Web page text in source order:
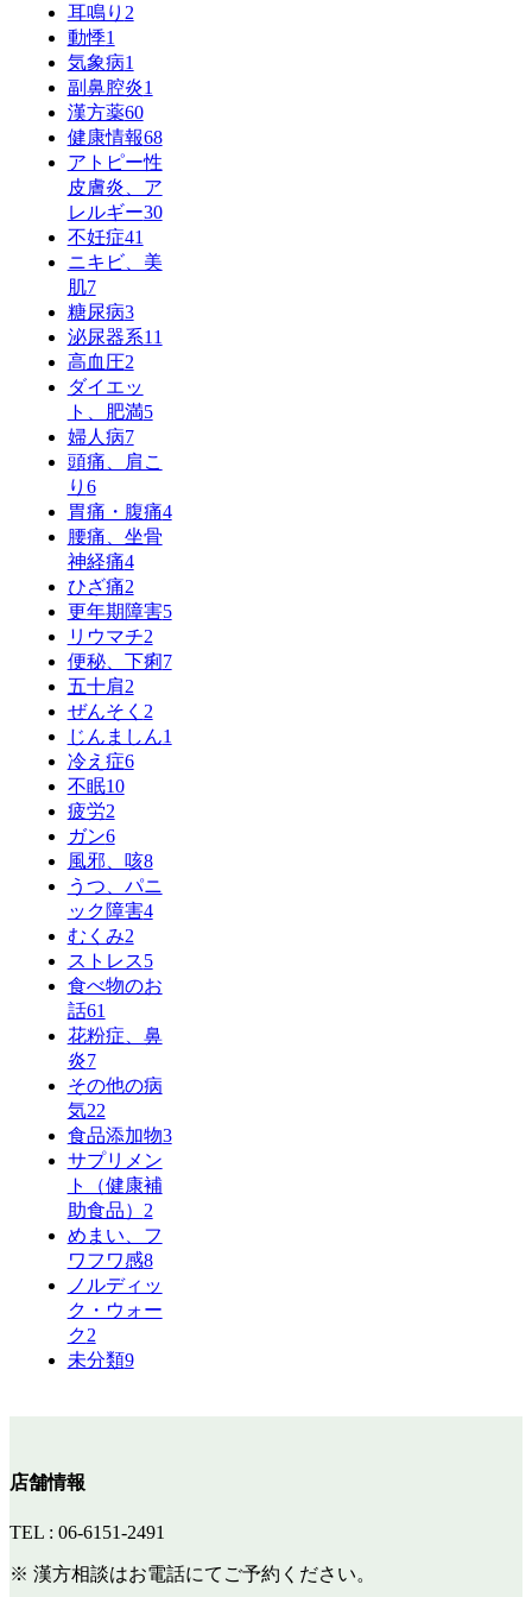
耳鳴り 2
動悸1
気象病1
副鼻腔炎1
漢方薬60
健康情報68
アトピー性
皮膚炎、ア
レルギー30
不妊症41
ニキビ、美
肌7
糖尿病3
泌尿器系11
高血圧2
ダイエッ
ト、肥満5
婦人病7
頭痛、肩こ
り 6
胃痛・腹痛4
腰痛、坐骨
神経痛4
ひざ痛2
更年期障害5
リウマチ2
便秘、下痢7
五十肩2
ぜんそく 2
じんましん1
冷え症6
不眠10
疲労2
ガン6
風邪、咳8
うつ、パニ
ック障害4
むくみ2
ストレス5
食べ物のお
話61
花粉症、鼻
炎7
その他の病
気22
食品添加物3
サプリメン
ト（健康補
助食品） 2
めまい、フ
ワフワ感8
ノルディッ
ク・ウォー
ク2
未分類9
店舗情報
TEL : 06-6151-2491
※ 漢方相談はお電話にてご予約ください。